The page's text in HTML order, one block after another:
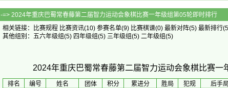
-=> 2024年重庆巴蜀常春藤第二届智力运动会象棋比赛一年
相关链接：
比赛规程 比赛资讯(10) 参赛名单(9) 比赛棋谱(0) 最新对阵(5) 最新排行
其他组别： 五六年级组(5) 四年级组(5) 三年级组(5) 二年级组(5)
2024年重庆巴蜀常春藤第二届智力运动会象棋比赛一
排名 编号 姓名 团体 积分 累进分 胜局 犯规 后手